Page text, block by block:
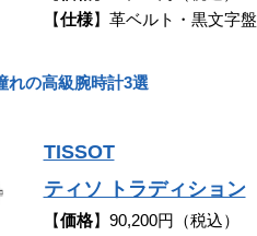
【仕様】革ベルト・黒文字盤
れの高級腕時計3選
TISSOT
ティソ トラディション
【価格】90,200円（税込）